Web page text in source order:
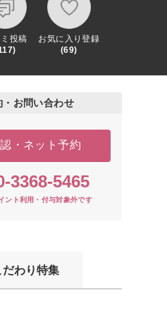
投稿
お気に入り登録
(69)
・お問い合わせ
・ネット予約
3368-5465
ント利用・付与対象外です
だわり特集